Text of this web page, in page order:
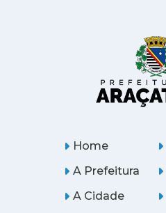
Home
A Prefeitura
A Cidade